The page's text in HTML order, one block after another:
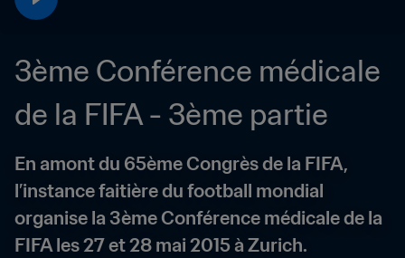
3ème Conférence médicale
de la FIFA - 3ème partie
En amont du 65ème Congrès de la FIFA,
l’instance faitière du football mondial
organise la 3ème Conférence médicale de la
FIFA les 27 et 28 mai 2015 à Zurich.